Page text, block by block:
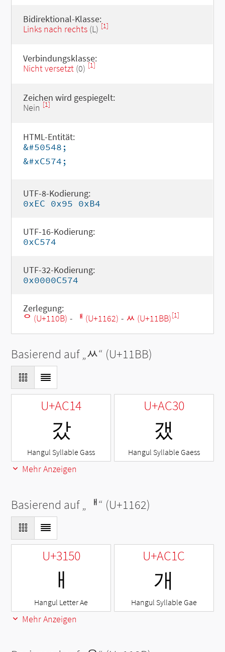
Bidirektional-Klasse:
Links nach rechts(L) [1]
Verbindungsklasse:
Nicht versetzt(0) [1]
Zeichen wird gespiegelt:
Nein [1]
HTML-Entität:
&#50548;
&#xC574;
UTF-8-Kodierung:
0xEC 0x95 0xB4
UTF-16-Kodierung:
0xC574
UTF-32-Kodierung:
0x0000C574
Zerlegung:
ᄋ (U+110B) - ᅢ (U+1162) - ᆻ (U+11BB)[1]
Basierend auf „ᆻ“ (U+11BB)
U+AC14
갔
Hangul Syllable Gass
U+AC30
갰
Hangul Syllable Gaess
Mehr Anzeigen
Basierend auf „ ᅢ“ (U+1162)
U+3150
ㅐ
Hangul Letter Ae
U+AC1C
개
Hangul Syllable Gae
Mehr Anzeigen